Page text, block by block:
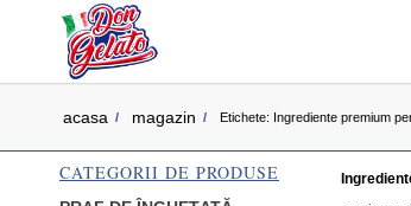
acasa / magazin / Etichete: Ingrediente premium
CATEGORII DE PRODUSE